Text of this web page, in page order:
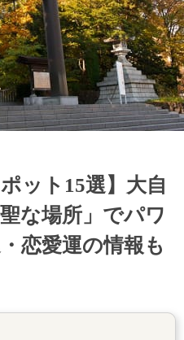
ット15選】大自
な場所」でパワ
恋愛運の情報も